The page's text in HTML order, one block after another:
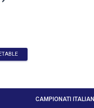
CAMPIONATI ITALIANI